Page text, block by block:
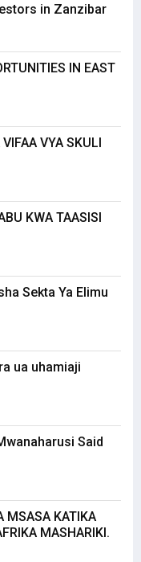
in Zanzibar
IN EAST
VYA SKULI
KWA TAASISI
Sekta Ya Elimu
ua uhamiaji
Said
MSASA KATIKA
MASHARIKI.